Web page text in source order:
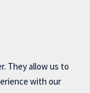
They allow us to
with our